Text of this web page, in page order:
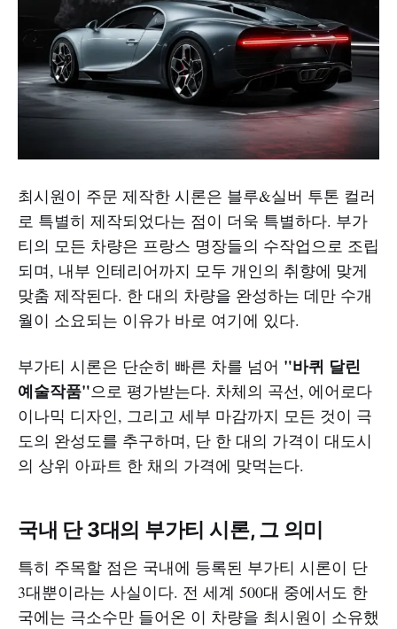
최시원이 주문 제작한 시론은 블루&실버 투톤 컬러
로 특별히 제작되었다는 점이 더욱 특별하다. 부가
티의 모든 차량은 프랑스 명장들의 수작업으로 조립
되며, 내부 인테리어까지 모두 개인의 취향에 맞게
맞춤 제작된다. 한 대의 차량을 완성하는 데만 수개
월이 소요되는 이유가 바로 여기에 있다.
부가티 시론은 단순히 빠른 차를 넘어 "바퀴 달린
예술작품"으로 평가받는다. 차체의 곡선, 에어로다
이나믹 디자인, 그리고 세부 마감까지 모든 것이 극
도의 완성도를 추구하며, 단 한 대의 가격이 대도시
의 상위 아파트 한 채의 가격에 맞먹는다.
국내 단 3대의 부가티 시론, 그 의미
특히 주목할 점은 국내에 등록된 부가티 시론이 단
3대뿐이라는 사실이다. 전 세계 500대 중에서도 한
국에는 극소수만 들어온 이 차량을 최시원이 소유했